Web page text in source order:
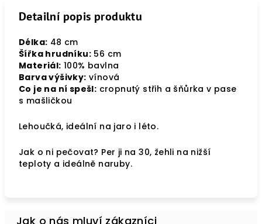
Detailní popis produktu
Délka: 48 cm
Šířka hrudníku: 56 cm
Materiál: 100% bavlna
Barva výšivky: vínová
Co je na ní spešl: cropnutý střih a šňůrka v pase
s mašličkou
Lehoučká, ideální na jaro i léto.
Jak o ni pečovat? Per ji na 30, žehli na nižší
teploty a ideálně naruby.